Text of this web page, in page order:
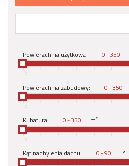
Powierzchnia użytkowa: -
0
Powierzchnia zabudowy: -
0
Kubatura: - m²
0
Kąt nachylenia dachu: - °